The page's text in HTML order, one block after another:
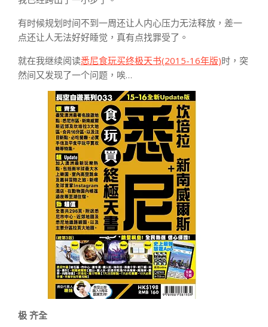
有时候规划时间不到一周还让人内心压力无法释放，差一
点还让人无法好好睡觉，真有点找罪受了。
就在我继续阅读悉尼食玩买终极天书(2015-16年版)时，突
然间又发现了一个问题，唉…
极 齐全